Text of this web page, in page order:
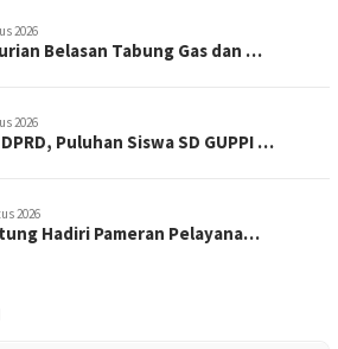
2026
Belasan Tabung Gas dan …
2026
Puluhan Siswa SD GUPPI …
2026
Hadiri Pameran Pelayana…